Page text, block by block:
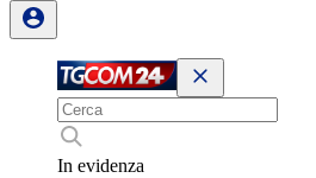
In evidenza